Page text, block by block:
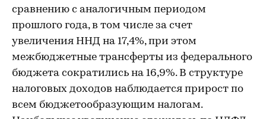
сравнению с аналогичным периодом
прошлого года, в том числе за счет
увеличения ННД на 17,4%, при этом
межбюджетные трансферты из федерального
бюджета сократились на 16,9%. В структуре
налоговых доходов наблюдается прирост по
всем бюджетообразующим налогам.